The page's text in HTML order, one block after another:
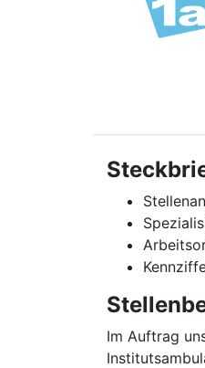
Im Auftrag